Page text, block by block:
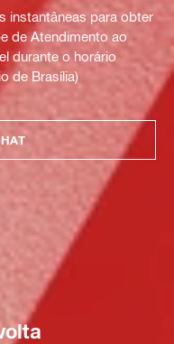
instantâneas para obter
de Atendimento ao
durante o horário
de Brasília)